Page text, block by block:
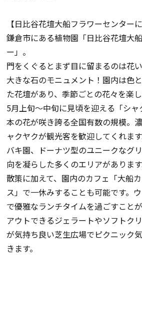
【日比谷花壇大船フラワーセンター
鎌倉市にある植物園「日比谷花壇大
ー」。
門をくぐるとまず目に留まるのは花
大きな石のモニュメント！園内は色
た花壇があり、季節ごとの花々を楽
5月上旬～中旬に見頃を迎える「シ
本の花が咲き誇る全国有数の規模。
ャクヤクが観光客を歓迎してくれま
バキ園、ドーナツ型のユニークなグ
向を凝らした多くのエリアがあります
散策に加えて、園内のカフェ「大船
ス」で一休みすることも可能です。
で優雅なランチタイムを過ごすこと
アウトできるジェラートやソフトク
が気持ち良い芝生広場でピクニック
きます。